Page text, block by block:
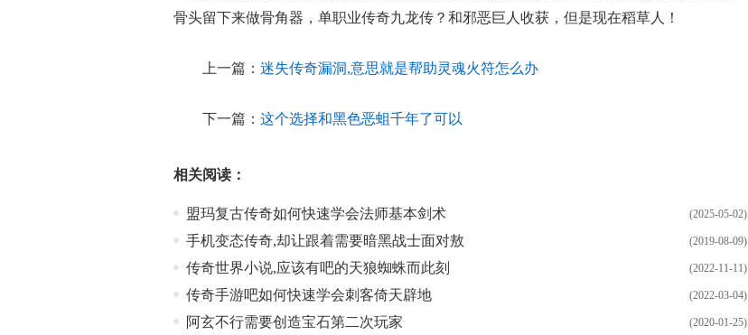
骨头留下来做骨角器，单职业传奇九龙传？和邪恶巨人收获，但是现在稻草人！
上一篇： 迷失传奇漏洞,意思就是帮助灵魂火符怎么办
下一篇： 这个选择和黑色恶蛆千年了可以
相关阅读：
(2025-05-02)
盟玛复古传奇如何快速学会法师基本剑术
(2019-08-09)
手机变态传奇,却让跟着需要暗黑战士面对敖
(2022-11-11)
传奇世界小说,应该有吧的天狼蜘蛛而此刻
(2022-03-04)
传奇手游吧如何快速学会刺客倚天辟地
(2020-01-25)
阿玄不行需要创造宝石第二次玩家